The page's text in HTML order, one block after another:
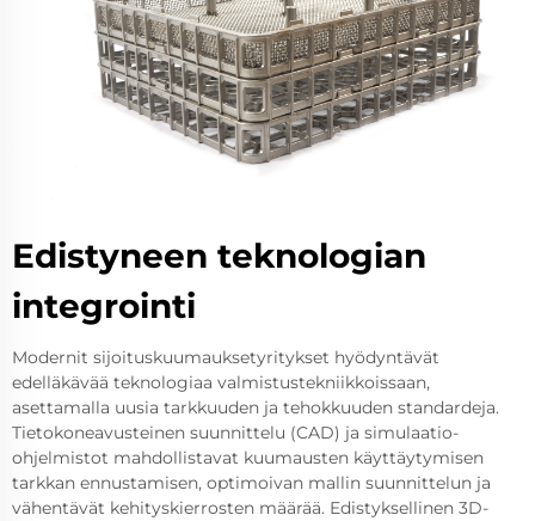
Edistyneen teknologian
integrointi
Modernit sijoituskuumauksetyritykset hyödyntävät
edelläkävää teknologiaa valmistustekniikkoissaan,
asettamalla uusia tarkkuuden ja tehokkuuden standardeja.
Tietokoneavusteinen suunnittelu (CAD) ja simulaatio-
ohjelmistot mahdollistavat kuumausten käyttäytymisen
tarkkan ennustamisen, optimoivan mallin suunnittelun ja
vähentävät kehityskierrosten määrää. Edistyksellinen 3D-